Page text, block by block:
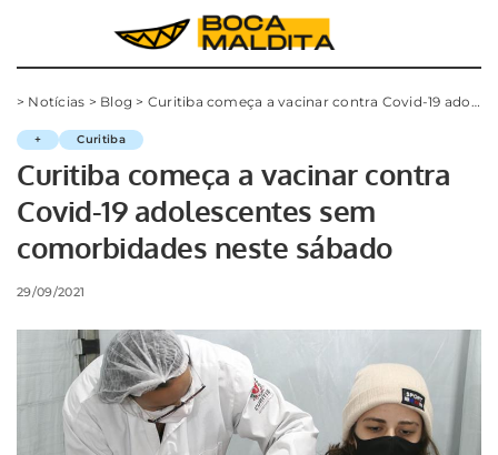
> Notícias > Blog > Curitiba começa a vacinar contra Covid-19 adolescentes sem comorbidades neste sábado
+ Curitiba
Curitiba começa a vacinar contra
Covid-19 adolescentes sem
comorbidades neste sábado
29/09/2021